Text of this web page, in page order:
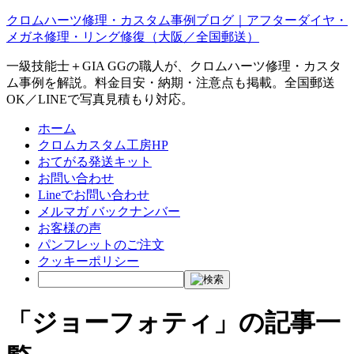
クロムハーツ修理・カスタム事例ブログ｜アフターダイヤ・
メガネ修理・リング修復（大阪／全国郵送）
一級技能士＋GIA GGの職人が、クロムハーツ修理・カスタ
ム事例を解説。料金目安・納期・注意点も掲載。全国郵送
OK／LINEで写真見積もり対応。
ホーム
クロムカスタム工房HP
おてがる発送キット
お問い合わせ
Lineでお問い合わせ
メルマガ バックナンバー
お客様の声
パンフレットのご注文
クッキーポリシー
「ジョーフォティ」の記事一